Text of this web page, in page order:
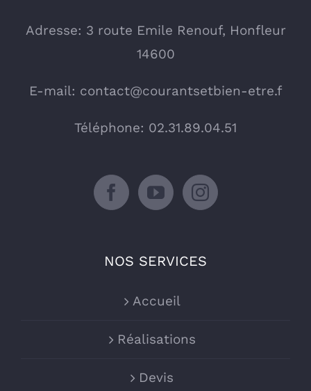
Adresse: 3 route Emile Renouf, Honfleur
14600
E-mail: contact@courantsetbien-etre.f
Téléphone: 02.31.89.04.51
NOS SERVICES
Accueil
Réalisations
Devis